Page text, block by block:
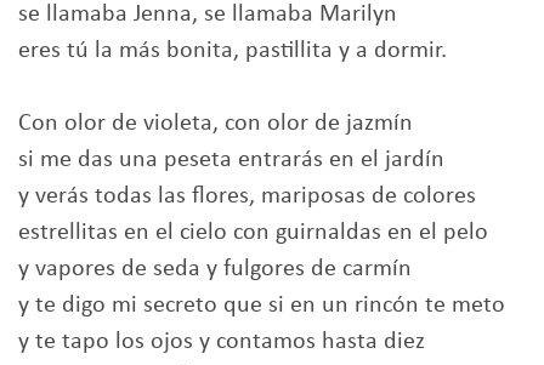
se llamaba Jenna, se llamaba Marilyn
eres tú la más bonita, pastillita y a dormir.
Con olor de violeta, con olor de jazmín
si me das una peseta entrarás en el jardín
y verás todas las flores, mariposas de colores
estrellitas en el cielo con guirnaldas en el pelo
y vapores de seda y fulgores de carmín
y te digo mi secreto que si en un rincón te meto
y te tapo los ojos y contamos hasta diez